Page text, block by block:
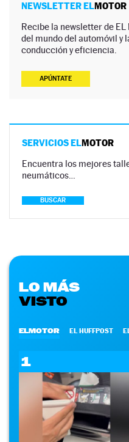
NEWSLETTER ELMOTOR
Recibe la newsletter de
del mundo del automóvil y
conducción y eficiencia.
APÚNTATE
SERVICIOS ELMOTOR
Encuentra los mejores
neumáticos…
BUSCAR
LO MÁS
VISTO
ELMOTOR EL HUFFPOST
1